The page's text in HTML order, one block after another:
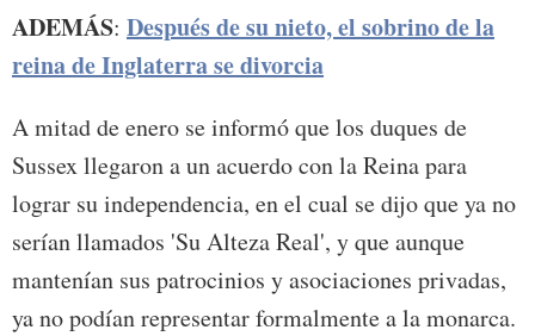
ADEMÁS: Después de su nieto, el sobrino de la
reina de Inglaterra se divorcia
A mitad de enero se informó que los duques de
Sussex llegaron a un acuerdo con la Reina para
lograr su independencia, en el cual se dijo que ya no
serían llamados 'Su Alteza Real', y que aunque
mantenían sus patrocinios y asociaciones privadas,
ya no podían representar formalmente a la monarca.